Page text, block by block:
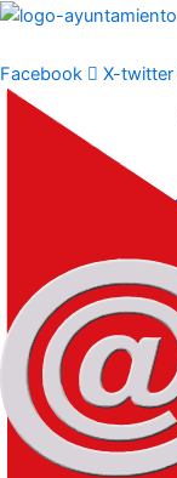
Ir
contenido
Facebook X-twitter